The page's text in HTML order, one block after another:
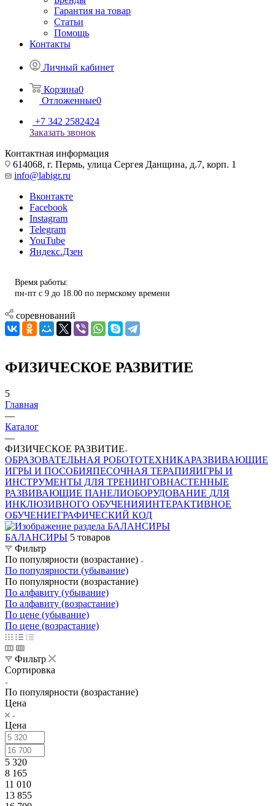
Гарантия на товар
Статьи
Помощь
Контакты
Личный кабинет
Корзина0
Отложенные0
+7 342 2582424
Заказать звонок
Контактная информация
614068, г. Пермь, улица Сергея Данщина, д.7, корп. 1
info@labigr.ru
Вконтакте
Facebook
Instagram
Telegram
YouTube
Яндекс.Дзен
Время работы:
пн-пт с 9 до 18.00 по пермскому времени
соревнований
ФИЗИЧЕСКОЕ РАЗВИТИЕ
5
Главная
—
Каталог
—
ФИЗИЧЕСКОЕ РАЗВИТИЕ
ОБРАЗОВАТЕЛЬНАЯ РОБОТОТЕХНИКАРАЗВИВАЮЩИЕ
ИГРЫ И ПОСОБИЯПЕСОЧНАЯ ТЕРАПИЯИГРЫ И
ИНСТРУМЕНТЫ ДЛЯ ТРЕНИНГОВНАСТЕННЫЕ
РАЗВИВАЮЩИЕ ПАНЕЛИОБОРУДОВАНИЕ ДЛЯ
ИНКЛЮЗИВНОГО ОБУЧЕНИЯИНТЕРАКТИВНОЕ
ОБУЧЕНИЕГРАФИЧЕСКИЙ КОД
БАЛАНСИРЫ 5 товаров
Фильтр
По популярности (возрастание)
По популярности (убывание)
По популярности (возрастание)
По алфавиту (убывание)
По алфавиту (возрастание)
По цене (убывание)
По цене (возрастание)
Фильтр
Сортировка
По популярности (возрастание)
Цена
Цена
5 320
8 165
11 010
13 855